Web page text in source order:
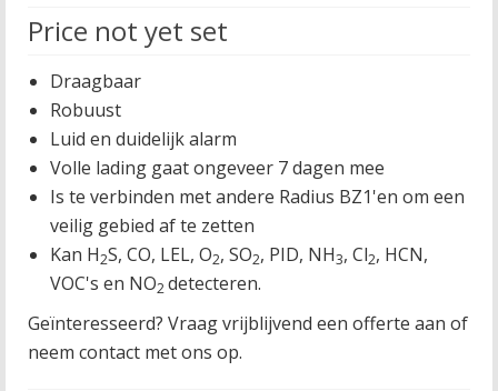
Price not yet set
Draagbaar
Robuust
Luid en duidelijk alarm
Volle lading gaat ongeveer 7 dagen mee
Is te verbinden met andere Radius BZ1'en om een
veilig gebied af te zetten
Kan H2S, CO, LEL, O2, SO2, PID, NH3, Cl2, HCN,
VOC's en NO2detecteren.
Geïnteresseerd? Vraag vrijblijvend een offerte aan of
neem contact met ons op.